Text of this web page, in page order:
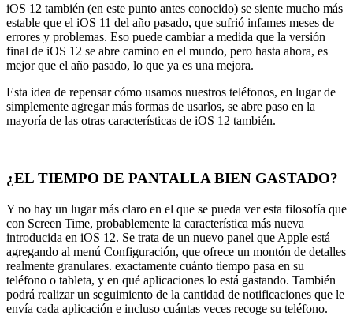
iOS 12 también (en este punto antes conocido) se siente mucho más
estable que el iOS 11 del año pasado, que sufrió infames meses de
errores y problemas. Eso puede cambiar a medida que la versión
final de iOS 12 se abre camino en el mundo, pero hasta ahora, es
mejor que el año pasado, lo que ya es una mejora.
Esta idea de repensar cómo usamos nuestros teléfonos, en lugar de
simplemente agregar más formas de usarlos, se abre paso en la
mayoría de las otras características de iOS 12 también.
¿EL TIEMPO DE PANTALLA BIEN GASTADO?
Y no hay un lugar más claro en el que se pueda ver esta filosofía que
con Screen Time, probablemente la característica más nueva
introducida en iOS 12. Se trata de un nuevo panel que Apple está
agregando al menú Configuración, que ofrece un montón de detalles
realmente granulares. exactamente cuánto tiempo pasa en su
teléfono o tableta, y en qué aplicaciones lo está gastando. También
podrá realizar un seguimiento de la cantidad de notificaciones que le
envía cada aplicación e incluso cuántas veces recoge su teléfono.